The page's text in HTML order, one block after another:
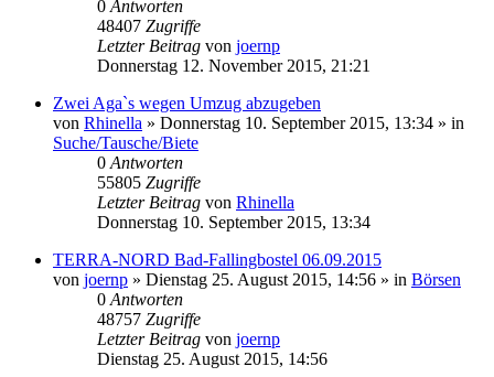
0 Antworten
48407 Zugriffe
Letzter Beitrag von joernp
Donnerstag 12. November 2015, 21:21
Zwei Aga`s wegen Umzug abzugeben
von Rhinella » Donnerstag 10. September 2015, 13:34 » in
Suche/Tausche/Biete
0 Antworten
55805 Zugriffe
Letzter Beitrag von Rhinella
Donnerstag 10. September 2015, 13:34
TERRA-NORD Bad-Fallingbostel 06.09.2015
von joernp » Dienstag 25. August 2015, 14:56 » in Börsen
0 Antworten
48757 Zugriffe
Letzter Beitrag von joernp
Dienstag 25. August 2015, 14:56